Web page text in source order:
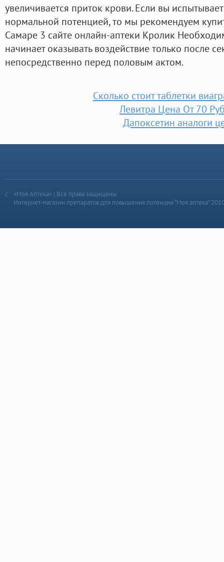
увеличивается приток крови. Если вы
нормальной потенцией, то мы рекомендуем
Самаре 3 сайте онлайн-аптеки Кролик
начинает оказывать воздействие только после
непосредственно перед половым актом.
Сколько стоит таблетки
Левитра Цена От 70
Дапоксетин аналоги
«Моя Аптека» | Все права защищены
Интернет-магазин препаратов для повышения потенции “Моя аптека”